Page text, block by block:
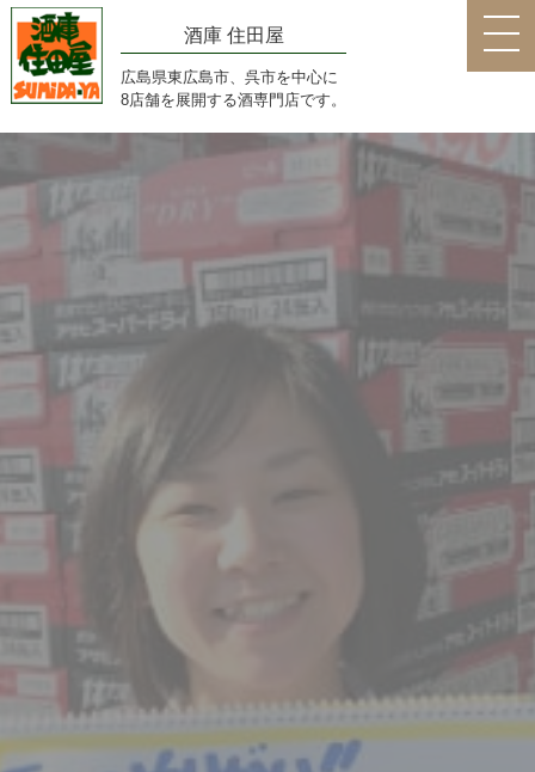
酒庫 住田屋
広島県東広島市、呉市を中心に
8店舗を展開する酒専門店です。